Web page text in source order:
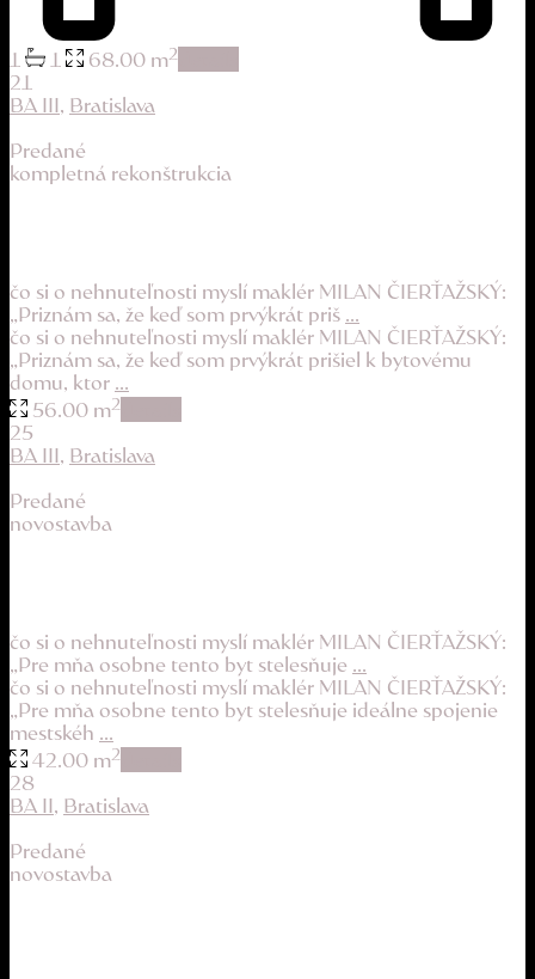
1 1 68.00 m2
21
BA III, Bratislava
Predané
kompletná rekonštrukcia
čo si o nehnuteľnosti myslí maklér MILAN ČIERŤAŽSKÝ:
„Priznám sa, že keď som prvýkrát priš ...
čo si o nehnuteľnosti myslí maklér MILAN ČIERŤAŽSKÝ:
„Priznám sa, že keď som prvýkrát prišiel k bytovému
domu, ktor ...
56.00 m2
25
BA III, Bratislava
Predané
novostavba
čo si o nehnuteľnosti myslí maklér MILAN ČIERŤAŽSKÝ:
„Pre mňa osobne tento byt stelesňuje ...
čo si o nehnuteľnosti myslí maklér MILAN ČIERŤAŽSKÝ:
„Pre mňa osobne tento byt stelesňuje ideálne spojenie
mestskéh ...
42.00 m2
28
BA II Bratislava
Predané
novostavba